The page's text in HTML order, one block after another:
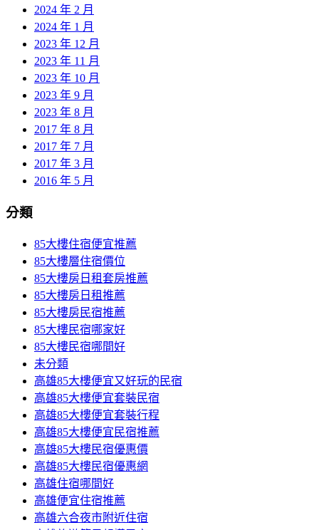
2024 年 2 月
2024 年 1 月
2023 年 12 月
2023 年 11 月
2023 年 10 月
2023 年 9 月
2023 年 8 月
2017 年 8 月
2017 年 7 月
2017 年 3 月
2016 年 5 月
分類
85大樓住宿便宜推薦
85大樓層住宿價位
85大樓房日租套房推薦
85大樓房日租推薦
85大樓房民宿推薦
85大樓民宿哪家好
85大樓民宿哪間好
未分類
高雄85大樓便宜又好玩的民宿
高雄85大樓便宜套裝民宿
高雄85大樓便宜套裝行程
高雄85大樓便宜民宿推薦
高雄85大樓民宿優惠價
高雄85大樓民宿優惠網
高雄住宿哪間好
高雄便宜住宿推薦
高雄六合夜市附近住宿